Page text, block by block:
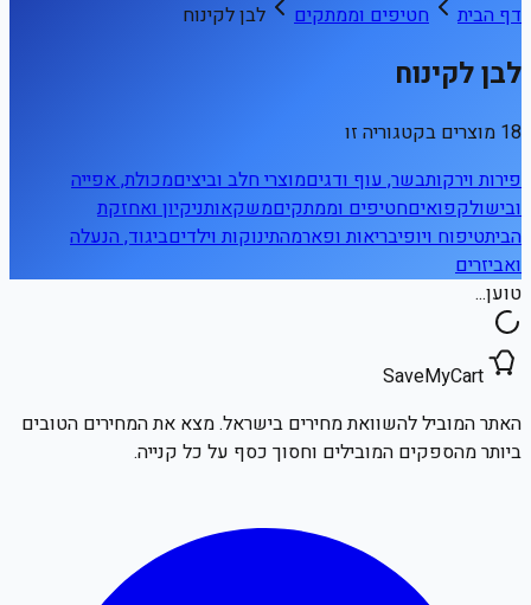
דף הבית חטיפים וממתקים לבן לקינוח
לבן לקינוח
18 מוצרים בקטגוריה זו
פירות וירקותבשר, עוף ודגיםמוצרי חלב וביציםמכולת, אפייה
ובישולקפואיםחטיפים וממתקיםמשקאותניקיון ואחזקת
הביתטיפוח ויופיבריאות ופארמהתינוקות וילדיםביגוד, הנעלה
ואביזרים
טוען...
SaveMyCart
האתר המוביל להשוואת מחירים בישראל. מצא את המחירים הטובים
ביותר מהספקים המובילים וחסוך כסף על כל קנייה.